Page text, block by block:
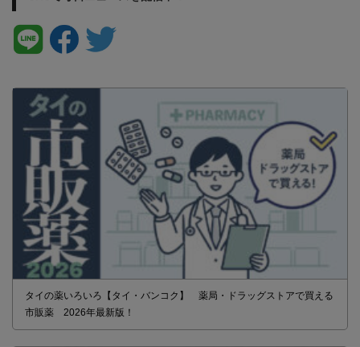
タイの薬いろいろ【タイ・バンコク】 薬局・ドラッグストアで買える
市販薬 2026年最新版！